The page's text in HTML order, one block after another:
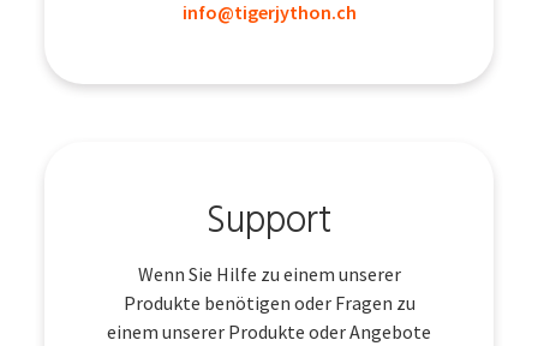
info@tigerjython.ch
Support
Wenn Sie Hilfe zu einem unserer
Produkte benötigen oder Fragen zu
einem unserer Produkte oder Angebote